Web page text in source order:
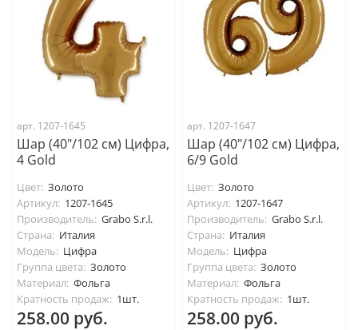
арт. 1207-1645
Шар (40"/102 см) Цифра,
4 Gold
Цвет: Золото
Артикул: 1207-1645
Производитель: Grabo S.r.l.
Страна: Италия
Модель: Цифра
Группа цвета: Золото
Материал: Фольга
Кратность продаж: 1шт.
258.00 руб.
арт. 1207-1647
Шар (40"/102 см) Цифра,
6/9 Gold
Цвет: Золото
Артикул: 1207-1647
Производитель: Grabo S.r.l.
Страна: Италия
Модель: Цифра
Группа цвета: Золото
Материал: Фольга
Кратность продаж: 1шт.
258.00 руб.